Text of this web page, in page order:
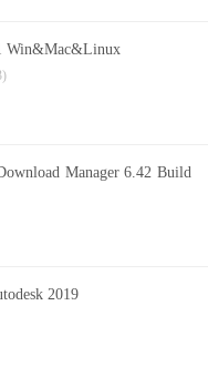
Win&Mac&Linux
Manager 6.42 Build
2019